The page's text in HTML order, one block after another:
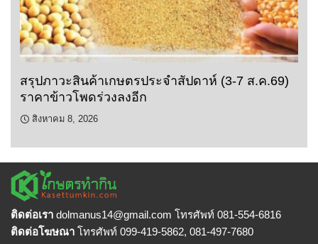
สรุปภาวะสินค้าเกษตรประจำสัปดาห์ (3-7 ส.ค.69)
ราคาข้าวโพดร่วงลงอีก
สิงหาคม 8, 2026
ติดต่อเรา dolmanus14@gmail.com โทรศัพท์ 081-554-6816
ติดต่อโฆษณา โทรศัพท์ 099-419-5862, 081-497-7680